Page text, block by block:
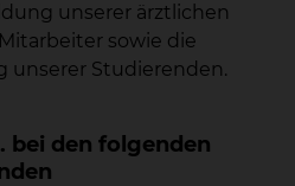
unserer ärztlichen
sowie die
unserer Studierenden.
bei den folgenden